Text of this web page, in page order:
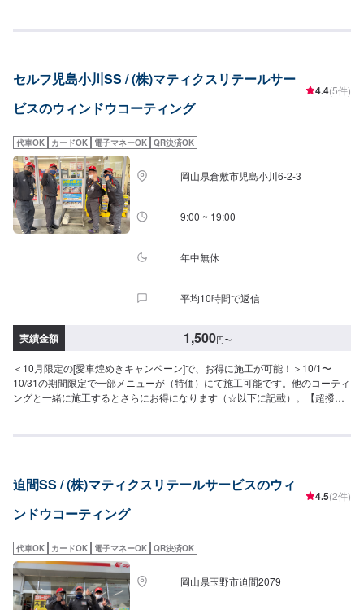
セルフ児島小川SS / (株)マティクスリテールサー
ビスのウィンドウコーティング
4.4(5件)
代車OK カードOK 電子マネーOK QR決済OK
岡山県倉敷市児島小川6-2-3
9:00 ~ 19:00
年中無休
平均10時間で返信
実績金額 1,500円〜
＜10月限定の[愛車煌めきキャンペーン]で、お得に施工が可能！＞10/1〜
10/31の期間限定で一部メニューが（特価）にて施工可能です。他のコーティ
ングと一緒に施工するとさらにお得になります（☆以下に記載）。【超撥水
3,100円軽四除く：3,800円▶︎（特価）3,300円［全面］軽四：8,000円▶︎（特
ト］全車種：1,500円［全面（サンルーフ含む）］SS／S／M：3,900円L／
LL／XL：4,500円【油膜取り】（施工時間：10分〜）運転時に視界をさえぎ
るギラギラの油膜を特殊なケミカルで除去。［フロント］SS／S／M：1,700
LL：5,800円XL：6,500円【窓ガラスの”ウロコ”取り】（施工時間：30分〜）
専用ケミカルと道具で、ウロコをキレイに除去します。サイド：6,000円フロ
ント・リア・ルーフ：12,000円※１枚あたりの価格【バイザーコーティン
グ】バイザー部分の輝きが増し、水あかの付着を防ぐ１枚あたり1,000円☆--
-10月限定価格一覧---☆◎各メニュー特別価格（税込）◎[レンズ]・・・10月
迫間SS / (株)マティクスリテールサービスのウィ
ンドウコーティング
4.5(2件)
代車OK カードOK 電子マネーOK QR決済OK
岡山県玉野市迫間2079